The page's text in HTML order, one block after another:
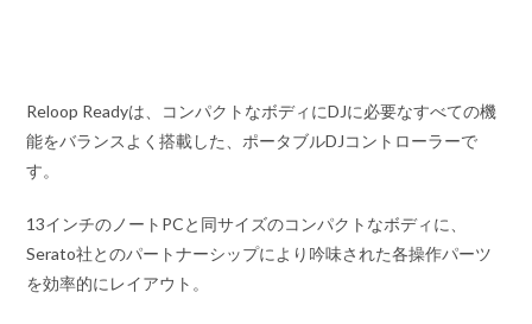
Reloop Readyは、コンパクトなボディにDJに必要なすべての機
能をバランスよく搭載した、ポータブルDJコントローラーで
す。
13インチのノートPCと同サイズのコンパクトなボディに、
Serato社とのパートナーシップにより吟味された各操作パーツ
を効率的にレイアウト。